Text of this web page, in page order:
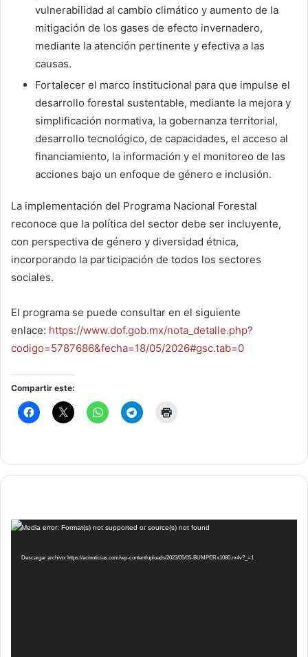
vulnerabilidad al cambio climático y aumento de la
mitigación de los gases de efecto invernadero,
mediante la atención pertinente y efectiva a las
causas.
Fortalecer el marco institucional para que impulse el
desarrollo forestal sustentable, mediante la mejora y
simplificación normativa, la gobernanza territorial,
desarrollo tecnológico, de capacidades, el acceso al
financiamiento, la información y el monitoreo de las
acciones bajo un enfoque de género e inclusión.
La implementación del Programa Nacional Forestal
reconoce que la política del sector debe ser incluyente,
con perspectiva de género y diversidad étnica,
incorporando la participación de todos los sectores
sociales.
El programa se puede consultar en el siguiente
enlace: https://www.dof.gob.mx/nota_detalle.php?
codigo=5787686&fecha=18/05/2026#gsc.tab=0
Compartir este:
Reproductor
vídeo
Media error: Format(s) not supported or source(s) not found
Descargar archivo: https://acinoticias.com/wp-content/uploads/2023/05/05-BUMPERx1080.m4v?_=1